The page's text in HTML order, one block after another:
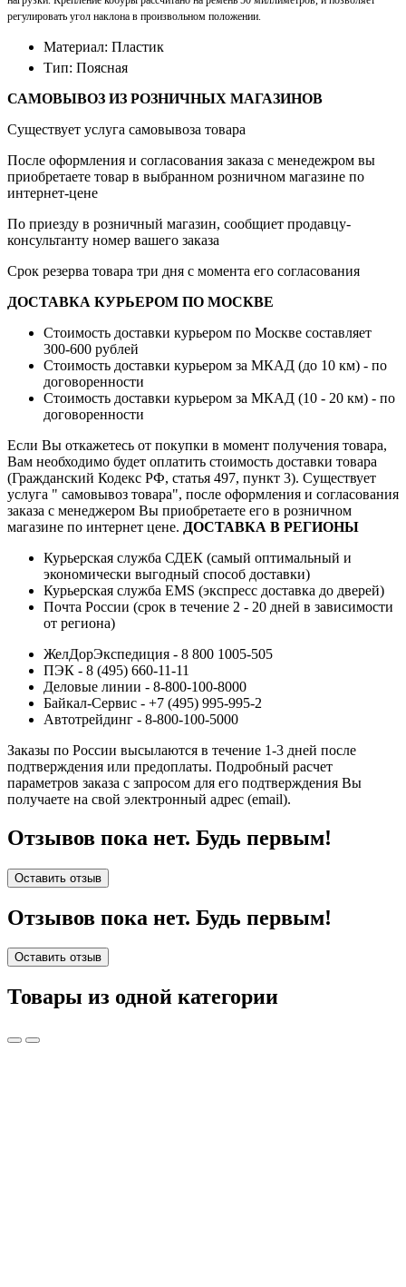
регулировать угол наклона в произвольном положении.
Материал: Пластик
Тип: Поясная
САМОВЫВОЗ ИЗ РОЗНИЧНЫХ МАГАЗИНОВ
Существует услуга самовывоза товара
После оформления и согласования заказа с менедежром вы
приобретаете товар в выбранном розничном магазине по
интернет-цене
По приезду в розничный магазин, сообщиет продавцу-
консультанту номер вашего заказа
Срок резерва товара три дня с момента его согласования
ДОСТАВКА КУРЬЕРОМ ПО МОСКВЕ
Стоимость доставки курьером по Москве составляет
300-600 рублей
Стоимость доставки курьером за МКАД (до 10 км) - по
договоренности
Стоимость доставки курьером за МКАД (10 - 20 км) - по
договоренности
Если Вы откажетесь от покупки в момент получения товара,
Вам необходимо будет оплатить стоимость доставки товара
(Гражданский Кодекс РФ, статья 497, пункт 3). Существует
услуга " самовывоз товара", после оформления и согласования
заказа с менеджером Вы приобретаете его в розничном
магазине по интернет цене. ДОСТАВКА В РЕГИОНЫ
Курьерская служба СДЕК (самый оптимальный и
экономически выгодный способ доставки)
Курьерская служба EMS (экспресс доставка до дверей)
Почта России (срок в течение 2 - 20 дней в зависимости
от региона)
ЖелДорЭкспедиция - 8 800 1005-505
ПЭК - 8 (495) 660-11-11
Деловые линии - 8-800-100-8000
Байкал-Сервис - +7 (495) 995-995-2
Автотрейдинг - 8-800-100-5000
Заказы по России высылаются в течение 1-3 дней после
подтверждения или предоплаты. Подробный расчет
параметров заказа с запросом для его подтверждения Вы
получаете на свой электронный адрес (email).
Отзывов пока нет. Будь первым!
Оставить отзыв
Отзывов пока нет. Будь первым!
Оставить отзыв
Товары из одной категории